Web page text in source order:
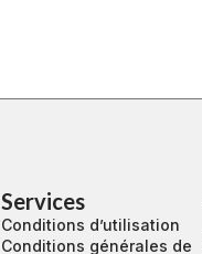
Services
Conditions d’utilisation
Conditions générales de